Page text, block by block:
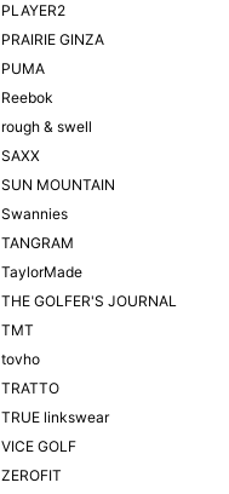
PLAYER2
PRAIRIE GINZA
PUMA
Reebok
rough & swell
SAXX
SUN MOUNTAIN
Swannies
TANGRAM
TaylorMade
THE GOLFER'S JOURNAL
TMT
tovho
TRATTO
TRUE linkswear
VICE GOLF
ZEROFIT